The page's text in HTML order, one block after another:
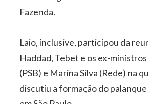
Fazenda.
Laio, inclusive, participou da
Haddad, Tebet e os ex-
(PSB) e Marina Silva (Rede) na
discutiu a formação do